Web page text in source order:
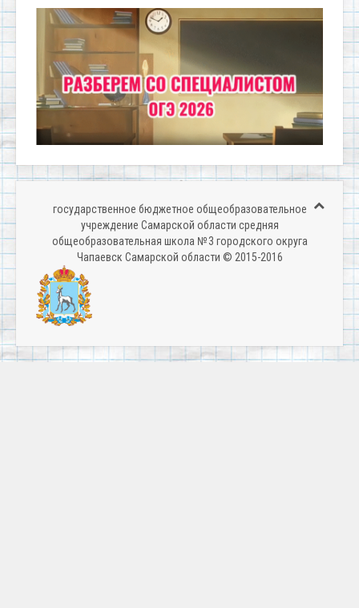
государственное бюджетное общеобразовательное
учреждение Самарской области средняя
общеобразовательная школа № 3 городского округа
Чапаевск Самарской области © 2015-2016